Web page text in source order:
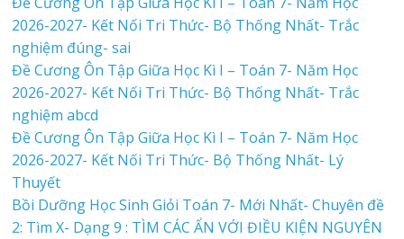
2026-2027- Kết Nối Tri Thức- Bộ Thống Nhất- Trắc
nghiệm đúng- sai
Đề Cương Ôn Tập Giữa Học Kì I – Toán 7- Năm Học
2026-2027- Kết Nối Tri Thức- Bộ Thống Nhất- Trắc
nghiệm abcd
Đề Cương Ôn Tập Giữa Học Kì I – Toán 7- Năm Học
2026-2027- Kết Nối Tri Thức- Bộ Thống Nhất- Lý
Thuyết
Bồi Dưỡng Học Sinh Giỏi Toán 7- Mới Nhất- Chuyên đề
2: Tìm X- Dạng 9 : TÌM CÁC ẨN VỚI ĐIỀU KIỆN NGUYÊN